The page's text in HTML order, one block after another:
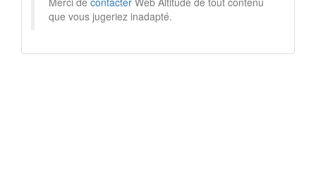
que vous jugeriez inadapté.